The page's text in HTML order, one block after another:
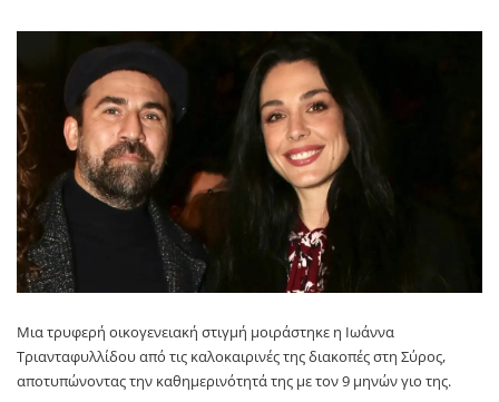
Μια τρυφερή οικογενειακή στιγμή μοιράστηκε η Ιωάννα
Τριανταφυλλίδουαπό τις καλοκαιρινές της διακοπές στη Σύρος,
αποτυπώνοντας την καθημερινότητά της με τον 9 μηνών γιο της.